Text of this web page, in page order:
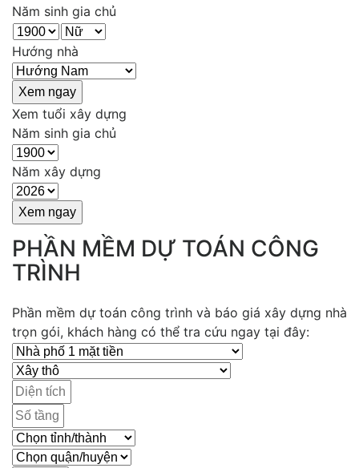
Năm sinh gia chủ
Hướng nhà
Xem tuổi xây dựng
Năm sinh gia chủ
Năm xây dựng
PHẦN MỀM DỰ TOÁN CÔNG
TRÌNH
Phần mềm dự toán công trình và báo giá xây dựng nhà
trọn gói, khách hàng có thể tra cứu ngay tại đây: